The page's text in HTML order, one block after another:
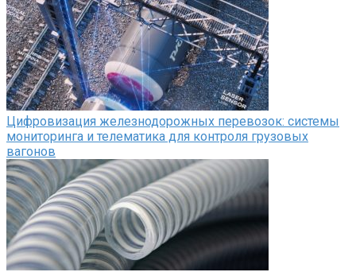
Цифровизация железнодорожных перевозок: системы
мониторинга и телематика для контроля грузовых
вагонов